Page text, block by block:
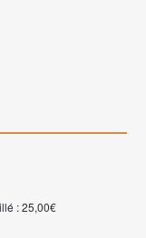
: 25,00€